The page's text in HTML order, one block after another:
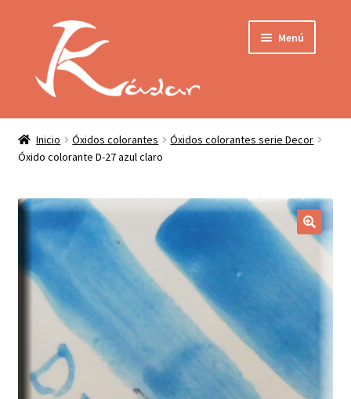
navegación
contenido
Menú
Mi cuenta
Localización
INICIO
QUIENES SOMOS
ENVÍO
CONDICIONES
PRIVACIDAD
PRODUCTOS
Expandir
menú
hijo
Inicio Óxidos colorantes
Óxidos colorantes serie Decor
Óxido colorante D-27 azul claro